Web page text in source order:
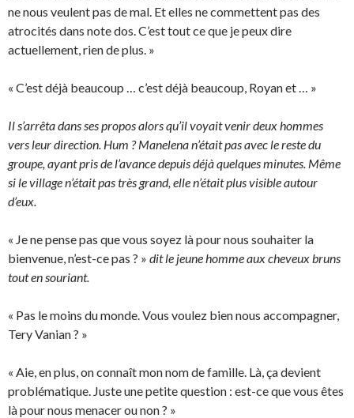
ne nous veulent pas de mal. Et elles ne commettent pas des
atrocités dans note dos. C’est tout ce que je peux dire
actuellement, rien de plus. »
« C’est déjà beaucoup … c’est déjà beaucoup, Royan et … »
Il s’arrêta dans ses propos alors qu’il voyait venir deux hommes
vers leur direction. Hum ? Manelena n’était pas avec le reste du
groupe, ayant pris de l’avance depuis déjà quelques minutes. Même
si le village n’était pas très grand, elle n’était plus visible autour
d’eux.
« Je ne pense pas que vous soyez là pour nous souhaiter la
bienvenue, n’est-ce pas ? » dit le jeune homme aux cheveux bruns
tout en souriant.
« Pas le moins du monde. Vous voulez bien nous accompagner,
Tery Vanian ? »
« Aie, en plus, on connaît mon nom de famille. Là, ça devient
problématique. Juste une petite question : est-ce que vous êtes
là pour nous menacer ou non ? »